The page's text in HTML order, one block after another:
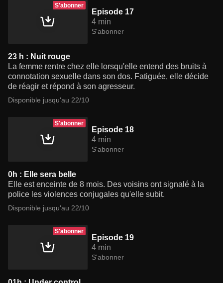
S'abonner
Episode 17
4 min
S'abonner
23 h : Nuit rouge
La femme rentre chez elle lorsqu'elle entend des bruits à
connotation sexuelle dans son dos. Fatiguée, elle décide
de réagir et répond à son agresseur.
Disponible jusqu'au 22/10
S'abonner
Episode 18
4 min
S'abonner
0h : Elle sera belle
Elle est enceinte de 8 mois. Des voisins ont signalé à la
police les violences conjugales qu'elle subit.
Disponible jusqu'au 22/10
S'abonner
Episode 19
4 min
S'abonner